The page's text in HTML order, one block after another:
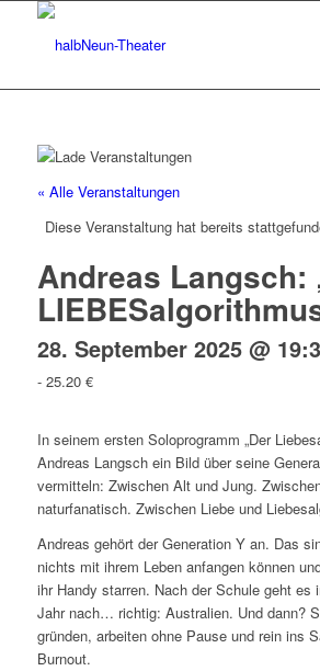
« Alle Veranstaltungen
Diese Veranstaltung hat bereits
Andreas Langsch:
28. September 2025 @
- 25.20 €
In seinem ersten Soloprogramm „Der
Andreas Langsch ein Bild über seine
vermitteln: Zwischen Alt und Jung.
naturfanatisch. Zwischen Liebe und
Andreas gehört der Generation Y an. Das
nichts mit ihrem Leben anfangen können
ihr Handy starren. Nach der Schule geht es
Jahr nach… richtig: Australien. Und dann?
gründen, arbeiten ohne Pause und rein ins
Burnout.